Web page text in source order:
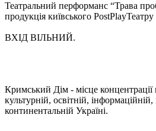
Театральний перформанс “Трава
продукція київського
ВХІД ВІЛЬНИЙ.
Кримський Дім - місце концентрації
культурній, освітній,
континентальній Україні.